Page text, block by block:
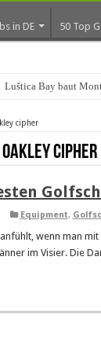
in DE 50 Top
Luštica Bay baut
cipher
oakley cipher
Equipment,
wenn man
im Visier. Die